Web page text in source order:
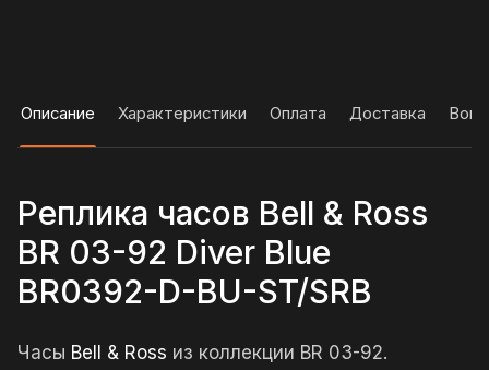
Описание Характеристики Оплата Доставка
Реплика часов Bell & Ross
BR 03-92 Diver Blue
BR0392-D-BU-ST/SRB
Часы Bell & Ross из коллекции BR 03-92.